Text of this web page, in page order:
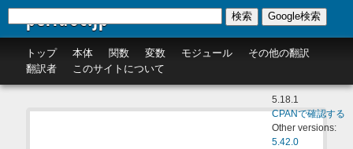
perldoc.jp
トップ 本体 関数 変数 モジュール
その他の翻訳
翻訳者
このサイトについて
検索 Google検索
5.18.1
CPANで確認する
Other versions:
5.42.0